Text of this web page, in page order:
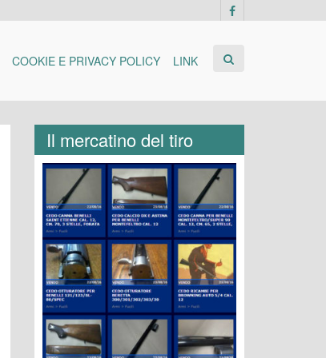
COOKIE E PRIVACY POLICY LINK
Il mercatino del tiro